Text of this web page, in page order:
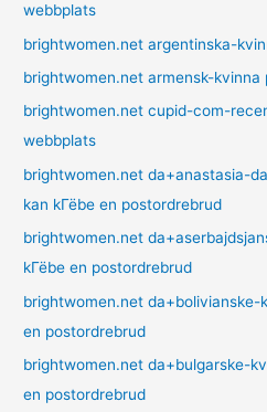
webbplats
brightwomen.net argentinska-
brightwomen.net armensk-
brightwomen.net cupid-com-
webbplats
brightwomen.net da+anastasia-
kan kГёbe en postordrebrud
brightwomen.net
kГёbe en postordrebrud
brightwomen.net da+bolivianske-
en postordrebrud
brightwomen.net da+bulgarske-
en postordrebrud